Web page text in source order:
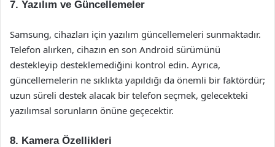
7. Yazılım ve Güncellemeler
Samsung, cihazları için yazılım güncellemeleri sunmaktadır.
Telefon alırken, cihazın en son Android sürümünü
destekleyip desteklemediğini kontrol edin. Ayrıca,
güncellemelerin ne sıklıkta yapıldığı da önemli bir faktördür;
uzun süreli destek alacak bir telefon seçmek, gelecekteki
yazılımsal sorunların önüne geçecektir.
8. Kamera Özellikleri